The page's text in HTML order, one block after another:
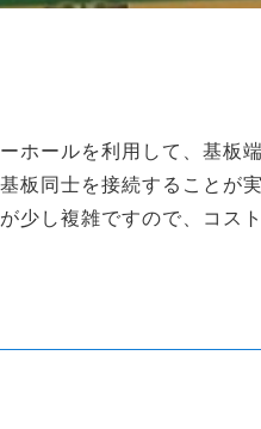
ホールを利用して、基板
板同士を接続することが
し複雑ですので、コスト